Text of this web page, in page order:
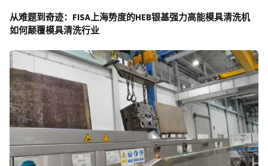
从难题到奇迹： FISA上海势度的HEB银基强力高能模具清洗机
如何颠覆模具清洗行业